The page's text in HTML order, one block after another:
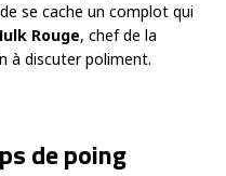
se cache un complot qui
Rouge, chef de la
à discuter poliment.
de poing